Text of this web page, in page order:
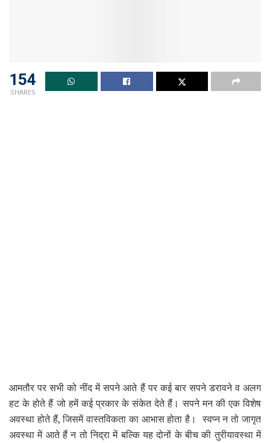
154
SHARES
आमतौर पर सभी को नींद में सपने आते हैं पर कई बार सपने डरावने व अलग
हट के होते हैं जो हमें कई प्रकार के संकेत देते हैं।सपने मन की एक विशेष
अवस्था होते हैं,जिसमें वास्तविकता का आभास होता है। स्वप्न न तो जागृत
अवस्था में आते हैं न तो निद्रा में बल्कि यह दोनों के बीच की तुरीयावस्था में